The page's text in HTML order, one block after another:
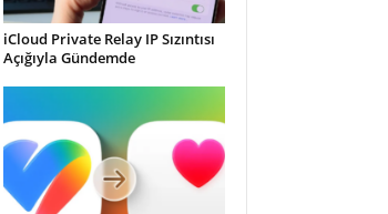
iCloud Private Relay IP Sızıntısı
Açığıyla Gündemde